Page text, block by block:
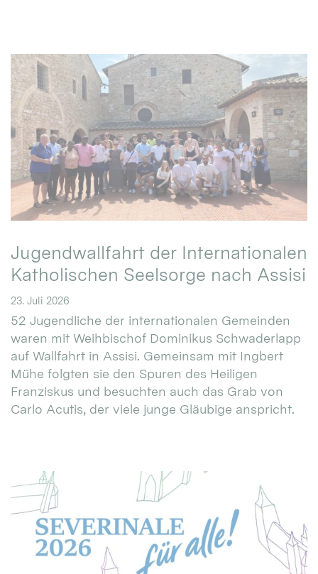
Jugendwallfahrt der Internationalen
Katholischen Seelsorge nach Assisi
23. Juli 2026
52 Jugendliche der internationalen Gemeinden
waren mit Weihbischof Dominikus Schwaderlapp
auf Wallfahrt in Assisi. Gemeinsam mit Ingbert
Mühe folgten sie den Spuren des Heiligen
Franziskus und besuchten auch das Grab von
Carlo Acutis, der viele junge Gläubige anspricht.